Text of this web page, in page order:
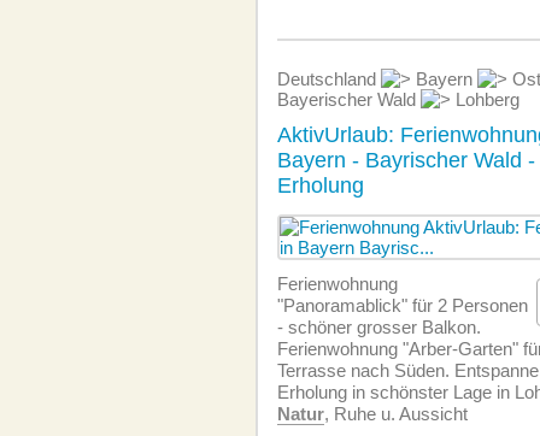
Deutschland Bayern
Bayerischer Wald
Lohberg
AktivUrlaub:
Bayern - Bayrischer Wald -
Erholung
Ferien­wohnung
"Panoramablick" für 2 Personen
- schöner grosser Balkon.
Ferien­wohnung "Arber-Garten"
Terrasse nach Süden.
Erholung in schönster Lage in
Natur, Ruhe u. Aussicht